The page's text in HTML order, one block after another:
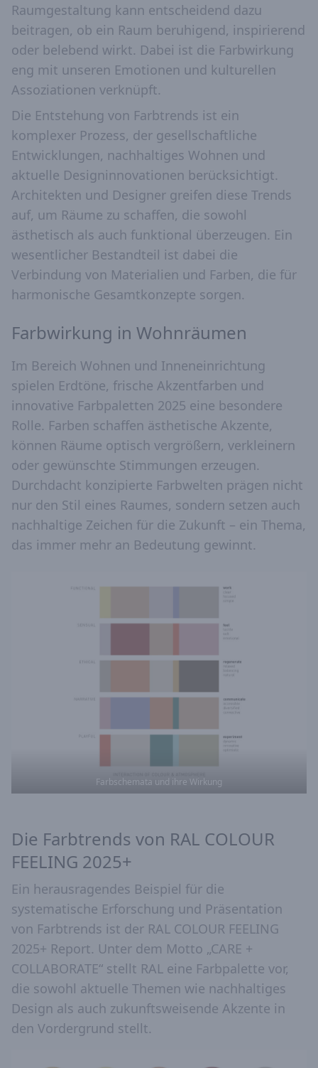
Raumgestaltung kann entscheidend dazu
beitragen, ob ein Raum beruhigend, inspirierend
oder belebend wirkt. Dabei ist die Farbwirkung
eng mit unseren Emotionen und kulturellen
Assoziationen verknüpft.
Die Entstehung von Farbtrends ist ein
komplexer Prozess, der gesellschaftliche
Entwicklungen, nachhaltiges Wohnen und
aktuelle Designinnovationen berücksichtigt.
Architekten und Designer greifen diese Trends
auf, um Räume zu schaffen, die sowohl
ästhetisch als auch funktional überzeugen. Ein
wesentlicher Bestandteil ist dabei die
Verbindung von Materialien und Farben, die für
harmonische Gesamtkonzepte sorgen.
Farbwirkung in Wohnräumen
Im Bereich Wohnen und Inneneinrichtung
spielen Erdtöne, frische Akzentfarben und
innovative Farbpaletten 2025 eine besondere
Rolle. Farben schaffen ästhetische Akzente,
können Räume optisch vergrößern, verkleinern
oder gewünschte Stimmungen erzeugen.
Durchdacht konzipierte Farbwelten prägen nicht
nur den Stil eines Raumes, sondern setzen auch
nachhaltige Zeichen für die Zukunft – ein Thema,
das immer mehr an Bedeutung gewinnt.
Farbschemata und ihre Wirkung
Die Farbtrends von RAL COLOUR
FEELING 2025+
Ein herausragendes Beispiel für die
systematische Erforschung und Präsentation
von Farbtrends ist der RAL COLOUR FEELING
2025+ Report. Unter dem Motto „CARE +
COLLABORATE“ stellt RAL eine Farbpalette vor,
die sowohl aktuelle Themen wie nachhaltiges
Design als auch zukunftsweisende Akzente in
den Vordergrund stellt.